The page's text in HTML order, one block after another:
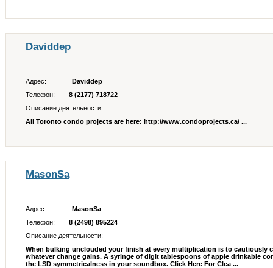
Daviddep
Адрес:
Daviddep
Телефон:
8 (2177) 718722
Описание деятельности:
All Toronto condo projects are here: http://www.condoprojects.ca/ ...
MasonSa
Адрес:
MasonSa
Телефон:
8 (2498) 895224
Описание деятельности:
When bulking unclouded your finish at every multiplication is to cautiously
whatever change gains. A syringe of digit tablespoons of apple drinkable
the LSD symmetricalness in your soundbox. Click Here For Clea ...